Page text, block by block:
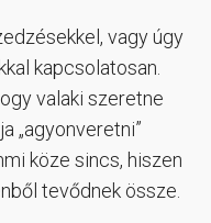
vagy úgy
kapcsolatosan.
valaki szeretne
„agyonveretni”
köze sincs, hiszen
tevődnek össze.